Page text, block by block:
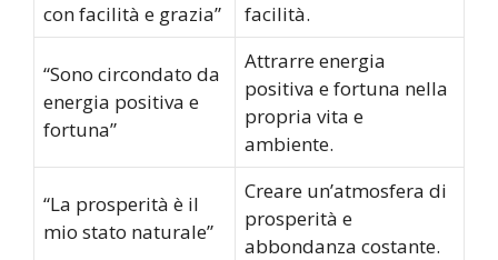
con facilità e grazia”
facilità.
“Sono circondato da
energia positiva e
fortuna”
Attrarre energia
positiva e fortuna nella
propria vita e
ambiente.
“La prosperità è il
mio stato naturale”
Creare un’atmosfera di
prosperità e
abbondanza costante.